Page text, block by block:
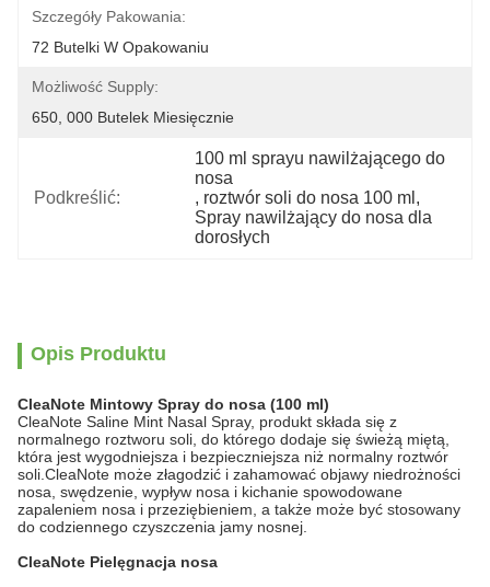
Szczegóły Pakowania:
72 Butelki W Opakowaniu
Możliwość Supply:
650, 000 Butelek Miesięcznie
Podkreślić:
100 ml sprayu nawilżającego do
nosa
, roztwór soli do nosa 100 ml ,
Spray nawilżający do nosa dla
dorosłych
Opis Produktu
CleaNote Mintowy Spray do nosa (100 ml)
CleaNote Saline Mint Nasal Spray, produkt składa się z
normalnego roztworu soli, do którego dodaje się świeżą miętą,
która jest wygodniejsza i bezpieczniejsza niż normalny roztwór
soli.CleaNote może złagodzić i zahamować objawy niedrożności
nosa, swędzenie, wypływ nosa i kichanie spowodowane
zapaleniem nosa i przeziębieniem, a także może być stosowany
do codziennego czyszczenia jamy nosnej.
CleaNote Pielęgnacja nosa